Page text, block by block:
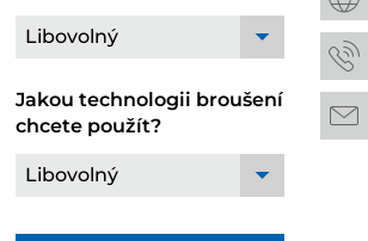
Libovolný
Jakou technologii broušení
chcete použít?
Libovolný